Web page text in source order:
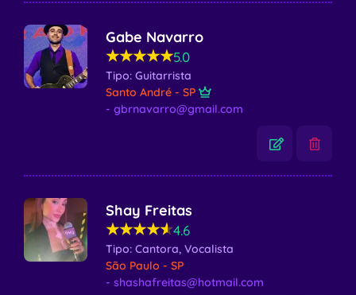
Gabe Navarro
★★★★★
★★★★★5.0
Tipo: Guitarrista
Santo André - SP
- gbrnavarro@gmail.com
Shay Freitas
★★★★★
★★★★★4.6
Tipo: Cantora, Vocalista
São Paulo - SP
- shashafreitas@hotmail.com